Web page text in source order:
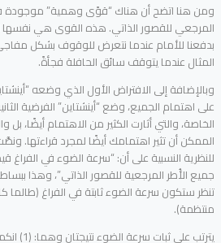
ومن هنا اتضح أن هناك “قوًى وهمية” موجودة
المرجعي للقصور الذاتي. هذه القوى هي نفسها
بدفعنا للأمام عندما نتعرض للوقوف بشكل
المثال عندما يتوقف سائق الحافلة فجأةً.
وبالإضافة إلى الافتراض الأول الذي وضعه
على اهتمام الجميع، وضع “أينشتاين” الفرضية
الخاصة، والتي أثارت الكثير من الاهتمام أيضًا، بل
الممكن أن تثير اهتمامك أيضًا لمجرد قراءتها. ونصَّت
للنظرية النسبية على أن: “سرعة الضوء في الفراغ
جميع الأُطر المرجعية للقصور الذاتي”، وهذا
تنظر ستكون سرعة الضوء ثابتة في الفراغ (طالما
منتظمة).